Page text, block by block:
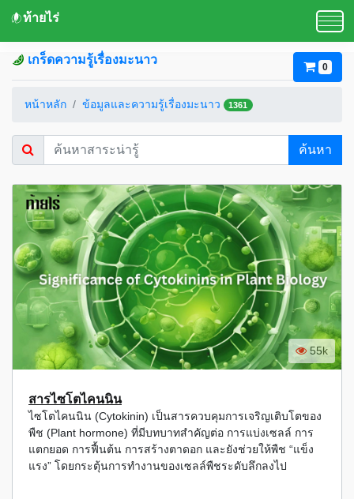
ท้ายไร่
เกร็ดความรู้เรื่องมะนาว
0
หน้าหลัก ข้อมูลและความรู้เรื่องมะนาว 1361
ค้นหา
55k
สารไซโตไคนนิน
ไซโตไคนนิน (Cytokinin) เป็นสารควบคุมการเจริญเติบโตของ
พืช (Plant hormone) ที่มีบทบาทสำคัญต่อ การแบ่งเซลล์ การ
แตกยอด การฟื้นต้น การสร้างตาดอก และยังช่วยให้พืช “แข็ง
แรง” โดยกระตุ้นการทำงานของเซลล์พืชระดับลึกลงไป